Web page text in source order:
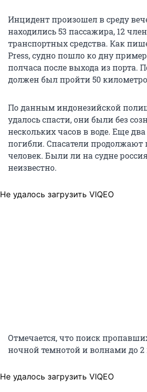
Инцидент произошел в среду
находились 53 пассажира, 12
транспортных средства. Как
Press, судно пошло ко дну
полчаса после выхода из порта.
должен был пройти 50
По данным индонезийской
удалось спасти, они были без
нескольких часов в воде. Еще
погибли. Спасатели продолжают
человек. Были ли на судне
неизвестно.
Не удалось загрузить VIQEO
Отмечается, что поиск
ночной темнотой и волнами до 2
Не удалось загрузить VIQEO